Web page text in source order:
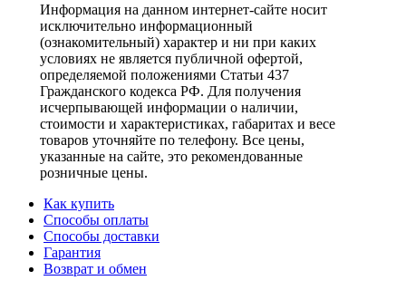
Информация на данном интернет-сайте носит
исключительно информационный
(ознакомительный) характер и ни при каких
условиях не является публичной офертой,
определяемой положениями Статьи 437
Гражданского кодекса РФ. Для получения
исчерпывающей информации о наличии,
стоимости и характеристиках, габаритах и весе
товаров уточняйте по телефону. Все цены,
указанные на сайте, это рекомендованные
розничные цены.
Как купить
Способы оплаты
Способы доставки
Гарантия
Возврат и обмен